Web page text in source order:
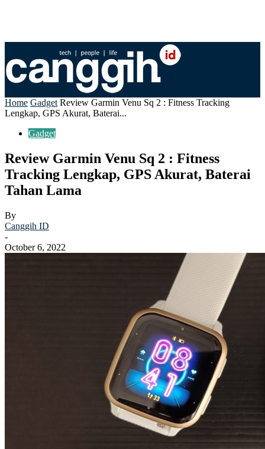
Home Gadget Review Garmin Venu Sq 2 : Fitness Tracking
Lengkap, GPS Akurat, Baterai...
Gadget
Review Garmin Venu Sq 2 : Fitness
Tracking Lengkap, GPS Akurat, Baterai
Tahan Lama
By
Canggih ID
-
October 6, 2022